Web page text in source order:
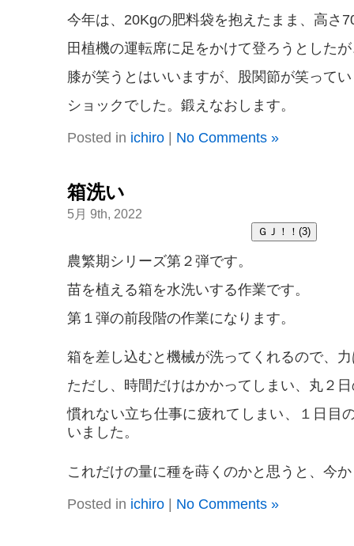
今年は、20Kgの肥料袋を抱えたまま、高さ
田植機の運転席に足をかけて登ろうとした
膝が笑うとはいいますが、股関節が笑って
ショックでした。鍛えなおします。
Posted in ichiro| No Comments »
箱洗い
5月 9th, 2022
農繁期シリーズ第２弾です。
苗を植える箱を水洗いする作業です。
第１弾の前段階の作業になります。
箱を差し込むと機械が洗ってくれるので、
ただし、時間だけはかかってしまい、丸２
慣れない立ち仕事に疲れてしまい、１日目
いました。
これだけの量に種を蒔くのかと思うと、今
Posted in ichiro| No Comments »